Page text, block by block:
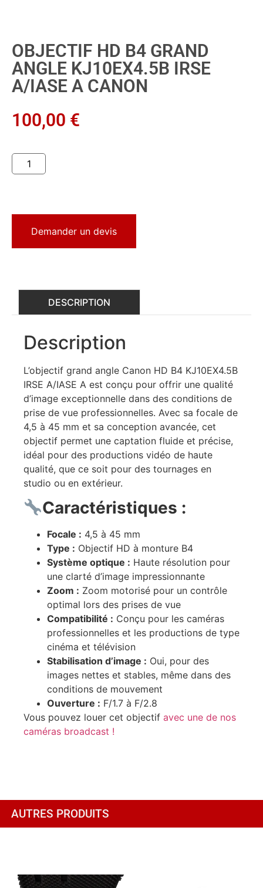
OBJECTIF HD B4 GRAND
ANGLE KJ10EX4.5B IRSE
A/IASE A CANON
100,00 €
Demander un devis
DESCRIPTION
Description
L’objectif grand angle Canon HD B4 KJ10EX4.5B
IRSE A/IASE A est conçu pour offrir une qualité
d’image exceptionnelle dans des conditions de
prise de vue professionnelles. Avec sa focale de
4,5 à 45 mm et sa conception avancée, cet
objectif permet une captation fluide et précise,
idéal pour des productions vidéo de haute
qualité, que ce soit pour des tournages en
studio ou en extérieur.
Caractéristiques :
Focale : 4,5 à 45 mm
Type : Objectif HD à monture B4
Système optique : Haute résolution pour
une clarté d’image impressionnante
Zoom : Zoom motorisé pour un contrôle
optimal lors des prises de vue
Compatibilité : Conçu pour les caméras
professionnelles et les productions de type
cinéma et télévision
Stabilisation d’image : Oui, pour des
images nettes et stables, même dans des
conditions de mouvement
Ouverture : F/1.7 à F/2.8
Vous pouvez louer cet objectif avec une de nos
caméras broadcast !
AUTRES PRODUITS